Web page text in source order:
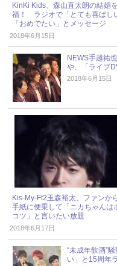
KinKi Kids、森山直太朗の結婚
福！ ラジオで「とても喜ばし
「おめでたい」とメッセージ
2018年6月15日
NEWS手越祐
や、「ライブ
2018年6月15日
Kis-My-Ft2玉森裕太、ファンか
手紙に便乗して「ニカちゃんは
コツ」と言いたい放題
2018年6月17日
“未成年飲酒”
い」と15周年